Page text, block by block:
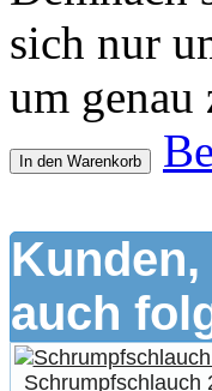
sich nur
um genau
In den Warenkorb
auch
Schrumpfschlauch